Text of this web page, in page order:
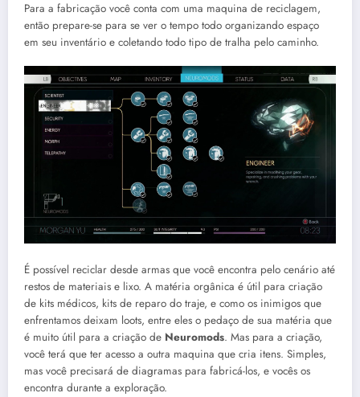
Para a fabricação você conta com uma maquina de reciclagem,
então prepare-se para se ver o tempo todo organizando espaço
em seu inventário e coletando todo tipo de tralha pelo caminho.
É possível reciclar desde armas que você encontra pelo cenário até
restos de materiais e lixo. A matéria orgânica é útil para criação
de kits médicos, kits de reparo do traje, e como os inimigos que
enfrentamos deixam loots, entre eles o pedaço de sua matéria que
é muito útil para a criação de Neuromods. Mas para a criação,
você terá que ter acesso a outra maquina que cria itens. Simples,
mas você precisará de diagramas para fabricá-los, e vocês os
encontra durante a exploração.